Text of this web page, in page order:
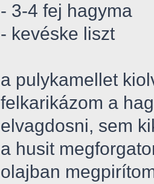
- 3-4 fej hagyma
- kevéske liszt
a pulykamellet
felkarikázom a
elvagdosni, sem
a husit
olajban